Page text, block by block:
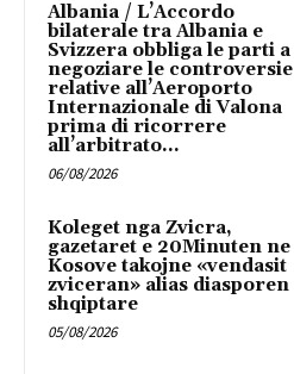
Albania / L’Accordo
bilaterale tra Albania e
Svizzera obbliga le parti a
negoziare le controversie
relative all’Aeroporto
Internazionale di Valona
prima di ricorrere
all’arbitrato...
06/08/2026
Koleget nga Zvicra,
gazetaret e 20Minuten ne
Kosove takojne «vendasit
zviceran» alias diasporen
shqiptare
05/08/2026